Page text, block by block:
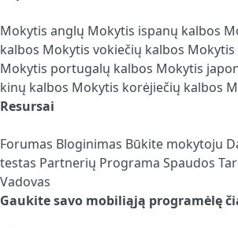
Mokytis anglų Mokytis ispanų kalbos
kalbos Mokytis vokiečių kalbos
Mokytis portugalų kalbos Mokytis
kinų kalbos Mokytis korėjiečių kalbos
Resursai
Forumas Bloginimas Būkite mokytoju
testas Partnerių Programa Spaudos
Vadovas
Gaukite savo mobiliąją programėlę